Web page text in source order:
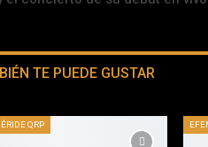
TE PUEDE GUSTAR
QRP